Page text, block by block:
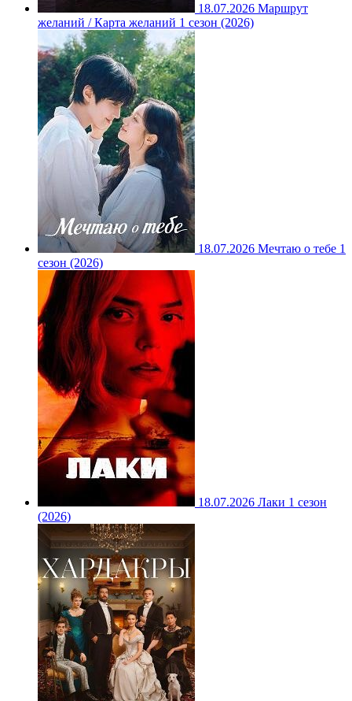
18.07.2026 Маршрут
желаний / Карта желаний 1 сезон (2026)
18.07.2026 Мечтаю о тебе 1
сезон (2026)
18.07.2026 Лаки 1 сезон
(2026)